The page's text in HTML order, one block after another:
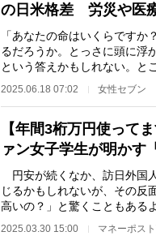
の日米格差 労災や医
「あなたの命はいくらです
るだろうか。とっさに頭に浮
という答えかもしれない。と
されてしまう。しか…
2025.06.18 07:02 女性セブン
【年間3桁万円使って
ァン女子学生が明か
円安が続くなか、訪日外国
じるかもしれないが、その反
高いの？」と驚くこともある
2025.03.30 15:00 マネーポス